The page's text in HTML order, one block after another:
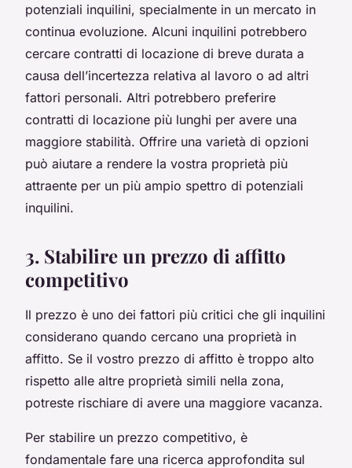
potenziali inquilini, specialmente in un mercato in
continua evoluzione. Alcuni inquilini potrebbero
cercare contratti di locazione di breve durata a
causa dell’incertezza relativa al lavoro o ad altri
fattori personali. Altri potrebbero preferire
contratti di locazione più lunghi per avere una
maggiore stabilità. Offrire una varietà di opzioni
può aiutare a rendere la vostra proprietà più
attraente per un più ampio spettro di potenziali
inquilini.
3. Stabilire un prezzo di affitto
competitivo
Il prezzo è uno dei fattori più critici che gli inquilini
considerano quando cercano una proprietà in
affitto. Se il vostro prezzo di affitto è troppo alto
rispetto alle altre proprietà simili nella zona,
potreste rischiare di avere una maggiore vacanza.
Per stabilire un prezzo competitivo, è
fondamentale fare una ricerca approfondita sul